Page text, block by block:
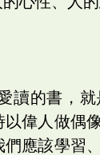
讀的書，
偉人做偶
應該學習